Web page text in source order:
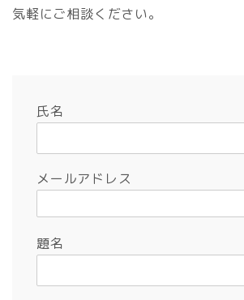
気軽にご相談ください。
氏名
メールアドレス
題名